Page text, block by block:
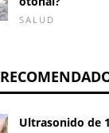
SALUD
Ultrasonido de